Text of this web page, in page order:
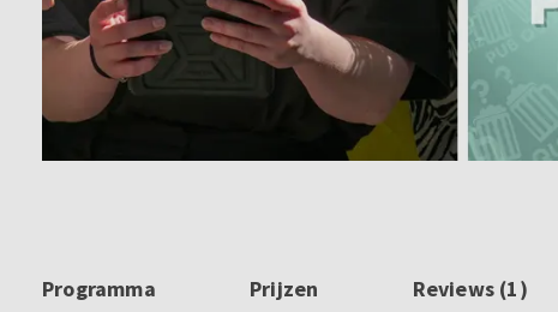
Programma Prijzen Reviews (1)